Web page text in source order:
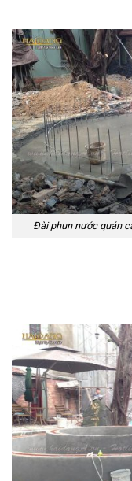
Đài phun nước quán